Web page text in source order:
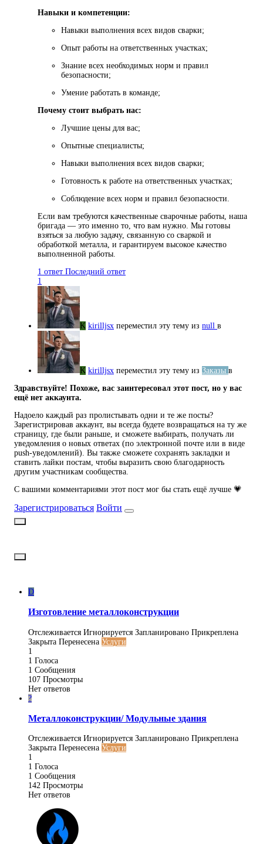
Навыки и компетенции:
Навыки выполнения всех видов сварки;
Опыт работы на ответственных участках;
Знание всех необходимых норм и правил
безопасности;
Умение работать в команде;
Почему стоит выбрать нас:
Лучшие цены для вас;
Опытные специалисты;
Навыки выполнения всех видов сварки;
Готовность к работе на ответственных участках;
Соблюдение всех норм и правил безопасности.
Если вам требуются качественные сварочные работы, наша
бригада — это именно то, что вам нужно. Мы готовы
взяться за любую задачу, связанную со сваркой и
обработкой металла, и гарантируем высокое качество
выполненной работы.
1 ответ Последний ответ
1
K kirilljsx переместил эту тему из null в
K kirilljsx переместил эту тему из Заказы в
Здравствуйте! Похоже, вас заинтересовал этот пост, но у вас
ещё нет аккаунта.
Надоело каждый раз пролистывать одни и те же посты?
Зарегистрировав аккаунт, вы всегда будете возвращаться на ту же
страницу, где были раньше, и сможете выбирать, получать ли
уведомления о новых ответах (по электронной почте или в виде
push-уведомлений). Вы также сможете сохранять закладки и
ставить лайки постам, чтобы выразить свою благодарность
другим участникам сообщества.
С вашими комментариями этот пост мог бы стать ещё лучше 💗
Зарегистрироваться Войти
D
Изготовление металлоконструкции
Отслеживается Игнорируется Запланировано Прикреплена
Закрыта Перенесена Услуги
1
1 Голоса
1 Сообщения
107 Просмотры
Нет ответов
?
Металлоконструкции/ Модульные здания
Отслеживается Игнорируется Запланировано Прикреплена
Закрыта Перенесена Услуги
1
1 Голоса
1 Сообщения
142 Просмотры
Нет ответов